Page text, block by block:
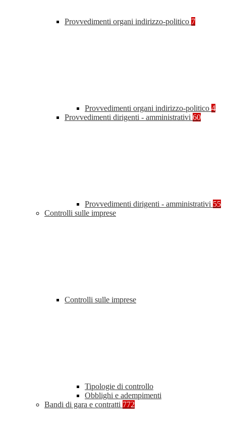
Provvedimenti organi indirizzo-politico 7
Provvedimenti organi indirizzo-politico 4
Provvedimenti dirigenti - amministrativi 60
Provvedimenti dirigenti - amministrativi 55
Controlli sulle imprese
Controlli sulle imprese
Tipologie di controllo
Obblighi e adempimenti
Bandi di gara e contratti 772